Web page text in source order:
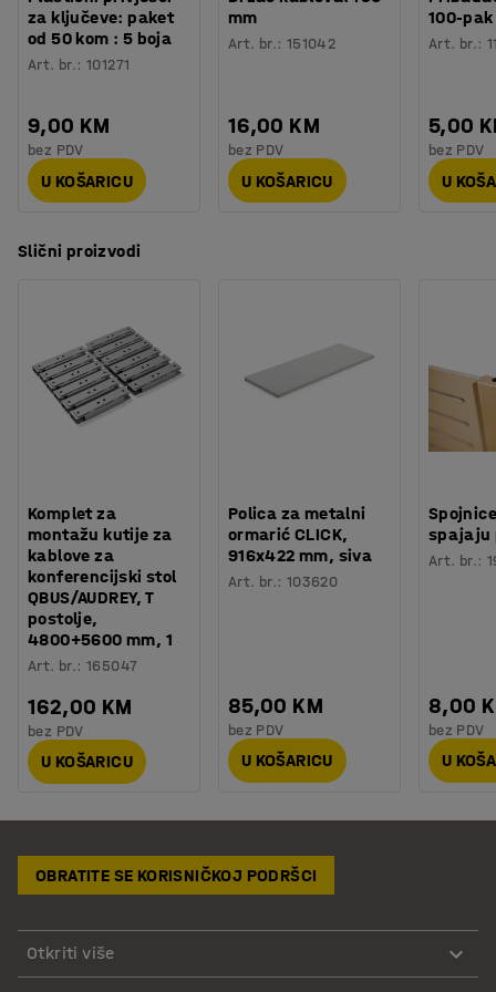
za ključeve: paket
od 50 kom : 5 boja
Art. br.:101271
9,00 KM
bez PDV
U KOŠARICU
mm
Art. br.: 151042
16,00 KM
bez PDV
U KOŠARICU
100-pak
Art. br.:
5,00
bez PDV
U
Slični proizvodi
Komplet za
montažu kutije za
kablove za
konferencijski stol
QBUS/AUDREY, T
postolje,
4800+5600 mm, 1
Art. br.:165047
162,00 KM
bez PDV
U KOŠARICU
Polica za metalni
ormarić CLICK,
916x422 mm, siva
Art. br.: 103620
85,00 KM
bez PDV
U KOŠARICU
spajaju
Art. br.:
8,00
bez PDV
U
OBRATITE SE KORISNIČKOJ PODRŠCI
Otkriti više